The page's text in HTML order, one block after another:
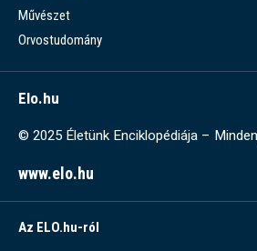
Művészet
Orvostudomány
Elo.hu
© 2025 Életünk Enciklopédiája –
www.elo.hu
Az ELO.hu-ról